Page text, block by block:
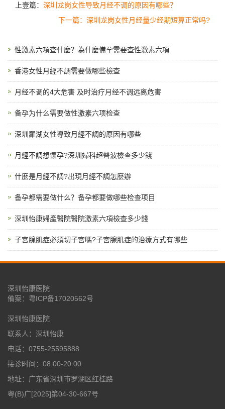
上壹篇： 深圳龙岗女性导致月经不调的原因有哪些？
下一篇：深圳龙岗女性月经量少经期短算正常吗?
性激素六項查什麼？為什麼備孕需要查性激素六項
香港女性月經不調需要做哪些檢查
月经不调的4大危害 及时治疗月经不调远离危害
备孕为什么需要做性激素六项检查
深圳羅湖女性導致月經不調的原因有哪些
月經不調想懷孕?深圳婦科超聲波檢查多少錢
什麼是月經不調?出現月經不調怎麼辦
备孕都需要做什么？备孕都要做哪些检查项目
深圳怡康婦產醫院醫院激素六項檢查多少錢
子宮腺肌症必須切子宮嗎?子宮腺肌症的治療方式有哪些
深圳怡康医院
備案： 粤ICP备17020562号
深圳怡康医院
联系人：深圳怡康
电话：0755-25595888
接诊时间：08:00-20:00
地址：广东省深圳市罗湖区红桂路
粤(B)广[2025]第04-30-667号